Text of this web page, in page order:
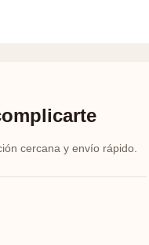
cercana y envío rápido.